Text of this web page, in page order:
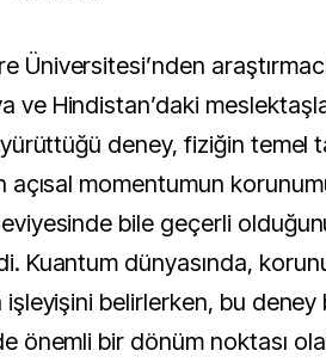
ve Hindistan’daki
deney, fiziğin temel
açısal momentumun
bile geçerli
Kuantum dünyasında,
işleyişini belirlerken, bu deney
önemli bir dönüm noktası